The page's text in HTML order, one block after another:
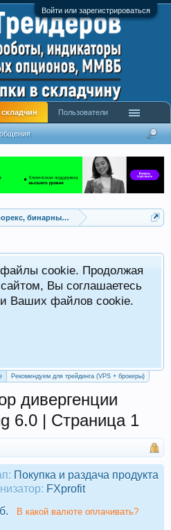
Войти или зарегистрироваться
бинарных опционов, ММВБ
файлы cookie. Продолжая
Вы соглашаетесь
Ваших файлов cookie.
Рекомендуем для трейдинга (VPS + брокеры)
дивергенции
6.0 | Страница 1
Покупка и раздача продукта
FXprofit
В какой валюте оплачивать?
складчин Пользователи